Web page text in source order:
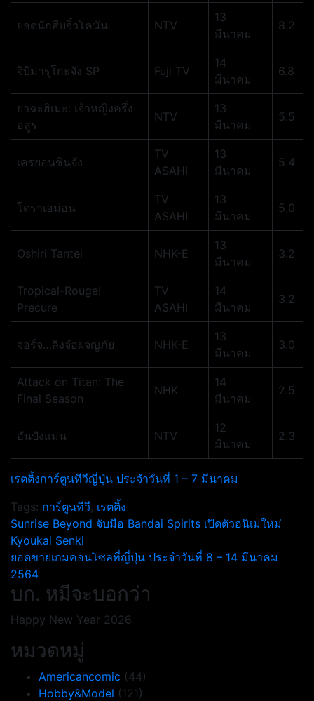
ยอดนักสืบจิ๋วโคนัน NTV
13
มีนาคม
8.2
จิบิมารุโกะจัง SP Fuji TV
14
มีนาคม
6.8
ยาฉะฮิเมะ: เจ้าหญิงครึ่ง
อสูร
NTV
13
มีนาคม
5.5
เครยอนชินจัง
TV
ASAHI
13
มีนาคม
5.4
โดราเอม่อน
TV
ASAHI
13
มีนาคม
5.0
Oshiri Tantei NHK-E
13
มีนาคม
3.2
Tropical-Rouge!
Precure
TV
ASAHI
14
มีนาคม
3.2
จอร์จ…ลิงจ๋อผจญภัย NHK-E
13
มีนาคม
3.0
Attack on Titan: The
Final Season
NHK
14
มีนาคม
2.5
อันปังแมน NTV
12
มีนาคม
2.3
เรตติ้งการ์ตูนทีวีญี่ปุ่น ประจำวันที่ 1 – 7 มีนาคม
Tags: การ์ตูนทีวี, เรตติ้ง
แนะแนว
เรื่อง
Sunrise Beyond จับมือ Bandai Spirits เปิดตัวอนิเมใหม่
Kyoukai Senki
ยอดขายเกมคอนโซลที่ญี่ปุ่น ประจำวันที่ 8 – 14 มีนาคม
2564
บก. หมีจะบอกว่า
Happy New Year 2026
หมวดหมู่
Americancomic (44)
Hobby&Model (121)